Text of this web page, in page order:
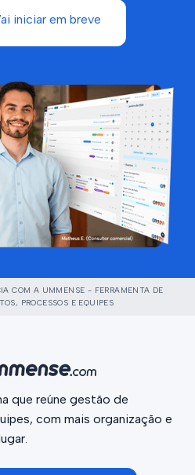
iniciar em breve
COM A UMMENSE - FERRAMENTA DE
PROCESSOS E EQUIPES
que reúne gestão de
com mais organização e